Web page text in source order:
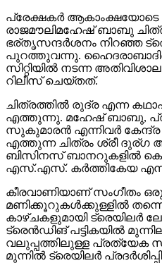
പ്രേക്ഷകര്‍
രാജമൗലിമഹേഷ് ബാബു
ഭര്തൃസന്ദര്‍ശനം നിറഞ്ഞ
പുറത്തുവന്നു.
സിറ്റിയില്‍ നടന്ന
റിലീസ് ചെയ്തത്.
ചിത്രത്തില്‍ രുദ്ര എന്ന
എത്തുന്നു. മഹേഷ് ബാബു,
സുകുമാരന്‍ എന്നിവര്‍ കേന്ദ്ര
എത്തുന്ന ചിത്രം ശ്രീ
ബിസിനസ് ബാനറുകളില്‍
എസ്.എസ്. കര്‍ത്തികേയ
കീരവാണിയാണ് സംഗീതം
മണിക്കൂറുകള്‍ക്കുള്ളില്‍ തന്നെ
കാഴ്ചകളുമായി ട്രെയിലര്‍
ട്രെന്‍ഡിങ് പട്ടികയില്‍
വലുപ്പത്തിലുള്ള പ്രത്യേക
മുന്നില്‍ ട്രെയിലര്‍